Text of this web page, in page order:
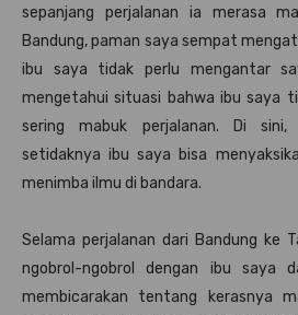
sepanjang perjalanan ia merasa
Bandung, paman saya sempat
ibu saya tidak perlu mengantar
mengetahui situasi bahwa ibu saya
sering mabuk perjalanan. Di sini,
setidaknya ibu saya bisa
menimba ilmu di bandara.
Selama perjalanan dari Bandung ke
ngobrol-ngobrol dengan ibu saya
membicarakan tentang kerasnya